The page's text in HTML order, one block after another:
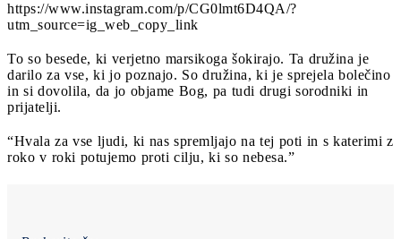
https://www.instagram.com/p/CG0lmt6D4QA/?
utm_source=ig_web_copy_link
To so besede, ki verjetno marsikoga šokirajo. Ta družina je
darilo za vse, ki jo poznajo. So družina, ki je sprejela bolečino
in si dovolila, da jo objame Bog, pa tudi drugi sorodniki in
prijatelji.
“Hvala za vse ljudi, ki nas spremljajo na tej poti in s katerimi z
roko v roki potujemo proti cilju, ki so nebesa.”